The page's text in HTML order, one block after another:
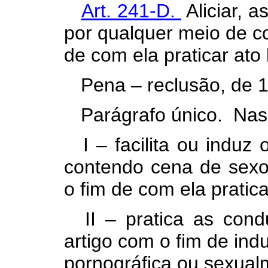
Art. 241-D. Aliciar,
por qualquer meio de
de com ela praticar ato
Pena – reclusão, de
Parágrafo único.
I – facilita ou induz
contendo cena de
o fim de com ela
II – pratica as
artigo com o fim de
pornográfica ou